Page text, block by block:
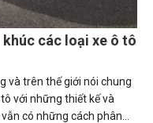
khúc các loại xe ô tô
và trên thế giới nói chung
với những thiết kế và
có những cách phân